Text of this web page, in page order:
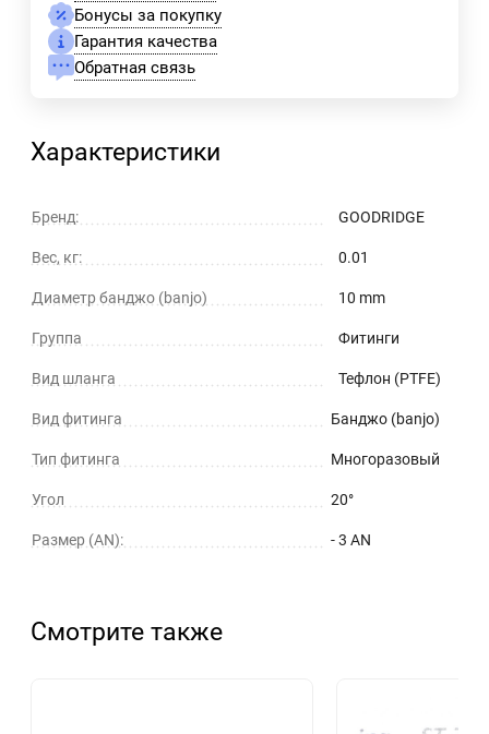
Бонусы за покупку
Гарантия качества
Обратная связь
Характеристики
Бренд: GOODRIDGE
Вес, кг: 0.01
Диаметр банджо (banjo) 10 mm
Группа Фитинги
Вид шланга Тефлон (PTFE)
Вид фитинга Банджо (banjo)
Тип фитинга Многоразовый
Угол 20°
Размер (AN): - 3 AN
Смотрите также